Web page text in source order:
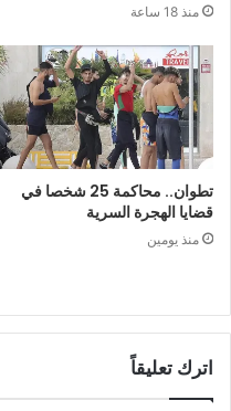
منذ 18 ساعة
تطوان.. محاكمة 25 شخصا في
قضايا الهجرة السرية
منذ يومين
اترك تعليقاً